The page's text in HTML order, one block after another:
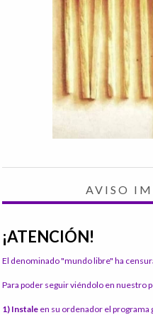
AVISO
¡ATENCIÓN!
El denominado "mundo libre" ha
Para poder seguir viéndolo en nuestro
1) Instale en su ordenador el